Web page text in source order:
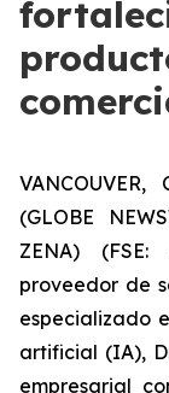
(GLOBE
ZENA) (FSE:
proveedor de
especializado
artificial (IA),
empresarial